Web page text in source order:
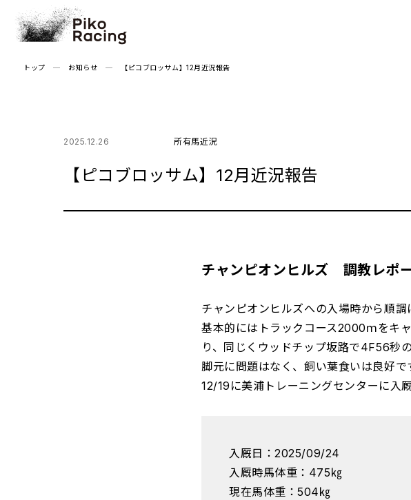
トップ お知らせ 【ピコブロッサム】12月近況報告
2025.12.26 所有馬近況
【ピコブロッサム】12月近況報告
チャンピオンヒルズ 調教レポ
チャンピオンヒルズへの入場時から順調
基本的にはトラックコース2000ｍをキ
り、同じくウッドチップ坂路で4F56秒
脚元に問題はなく、飼い葉食いは良好で
12/19に美浦トレーニングセンターに入厩
入厩日：2025/09/24
入厩時馬体重：475㎏
現在馬体重：504㎏